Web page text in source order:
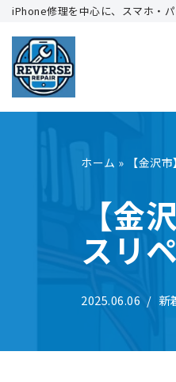
コ
ン
テ
ン
iPhone修理を中心に、スマホ・
ホーム » 【金沢
【
スリ
2025.06.06 新